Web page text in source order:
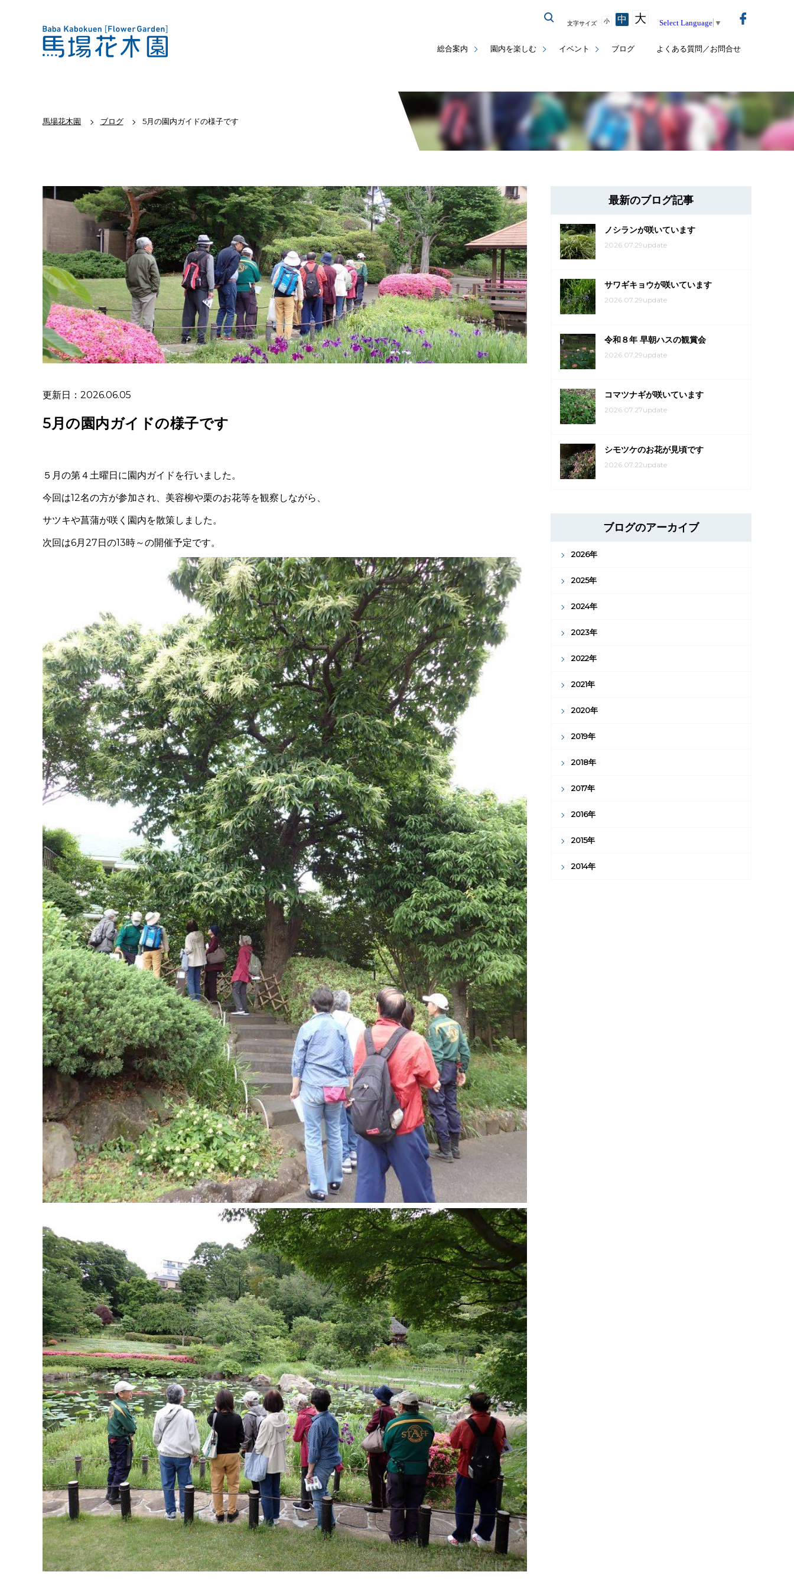
総合案内 園内を楽しむ イベント ブログ よくある質問／お問合せ
文字サイズ 小 中 大 Select Language ▼
馬場花木園 ブログ 5月の園内ガイドの様子です
更新日：2026.06.05
5月の園内ガイドの様子です
５月の第４土曜日に園内ガイドを行いました。
今回は12名の方が参加され、美容柳や栗のお花等を観察しながら、
サツキや菖蒲が咲く園内を散策しました。
次回は6月27日の13時～の開催予定です。
最新のブログ記事
ノシランが咲いています
2026.07.29update
サワギキョウが咲いています
2026.07.29update
令和８年 早朝ハスの観賞会
2026.07.29update
コマツナギが咲いています
2026.07.27update
シモツケのお花が見頃です
2026.07.22update
ブログのアーカイブ
2026年
2025年
2024年
2023年
2022年
2021年
2020年
2019年
2018年
2017年
2016年
2015年
2014年